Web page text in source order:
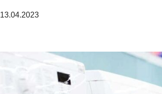
13.04.2023